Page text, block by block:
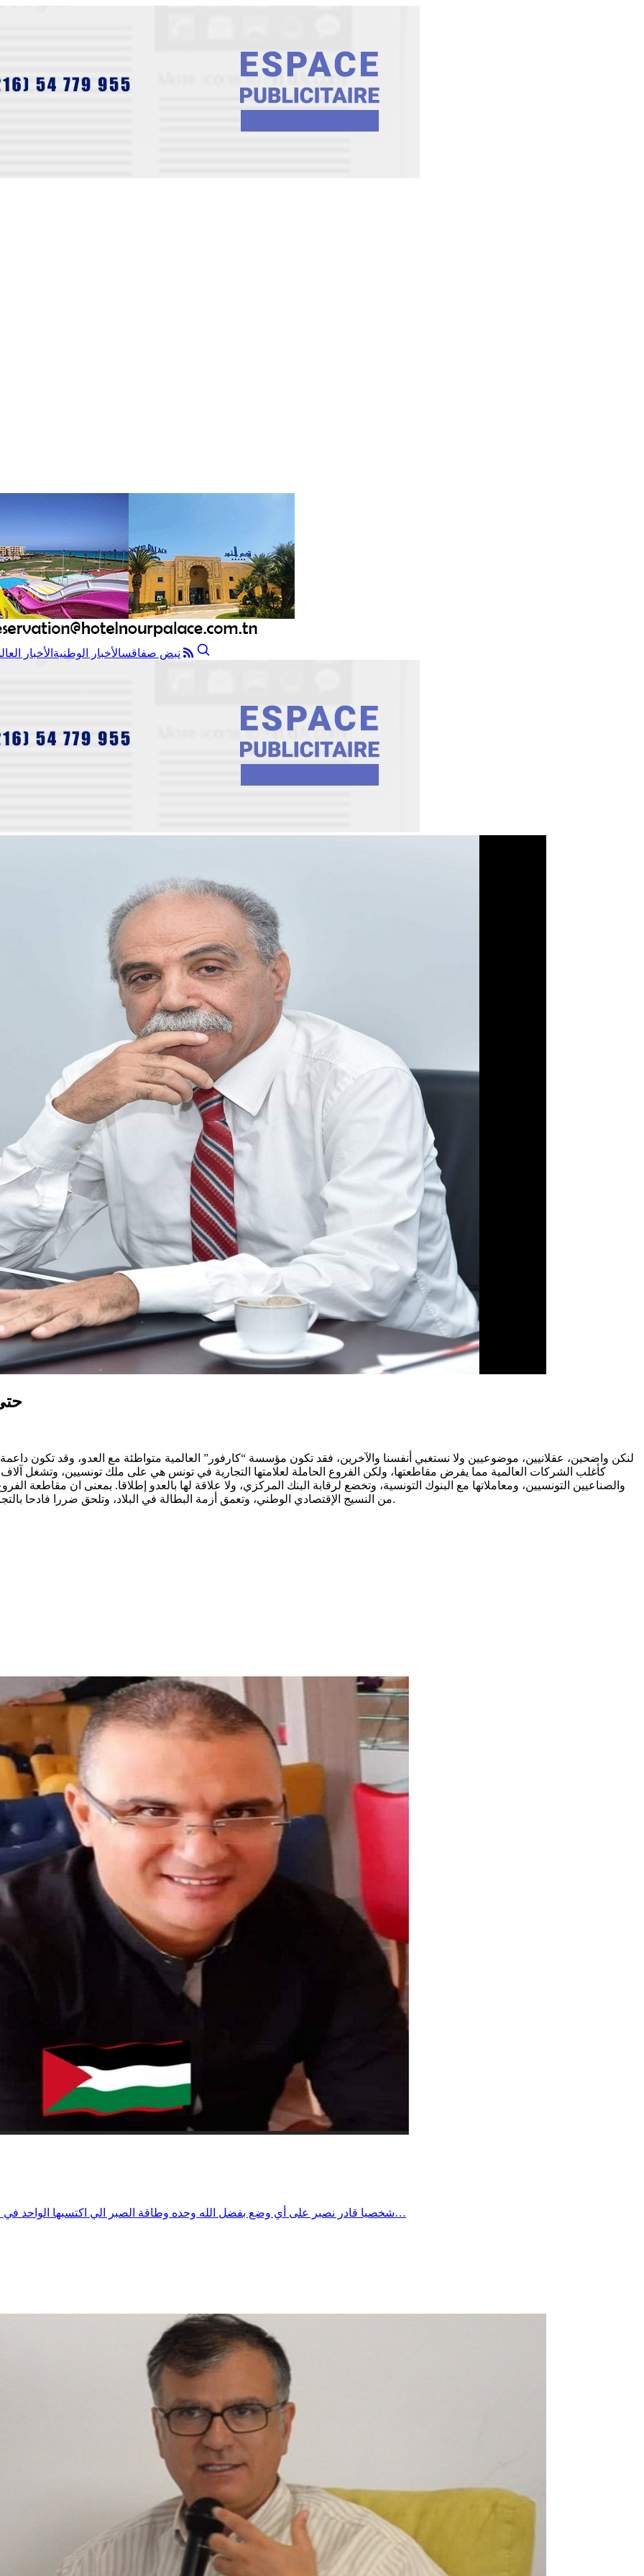
نبض صفاقسالأخبار الوطنية الأخبار
لنكن واضحين، عقلانيين، موضوعيين ولا نستغبي أنفسنا والآخرين، فقد تكون مؤسسة “كارفور” العالمية متواطئة مع العدو، وقد تكون
كأغلب الشركات العالمية مما يفرض مقاطعتها، ولكن الفروع الحاملة لعلامتها التجارية في تونس هي على ملك تونسيين، وتشغل آلاف
والصناعيين التونسيين، ومعاملاتها مع البنوك التونسية، وتخضع لرقابة البنك المركزي، ولا علاقة لها بالعدو إطلاقا. بمعنى ان مقاطعة
من النسيج الإقتصادي الوطني، وتعمق أزمة البطالة في البلاد، وتلحق ضررا فادحا بالتجار والفلاحين والمنتجين والصناعيين وكافة أصناف المزودين التونسيين.
شخصيا قادر نصبر على أي وضع بفضل الله وحده وطاقة الصبر الي اكتسبها الواحد في حياته لكن هناك الكثير من المرضى وكبار السن والأطفال لا طاقة لهم…